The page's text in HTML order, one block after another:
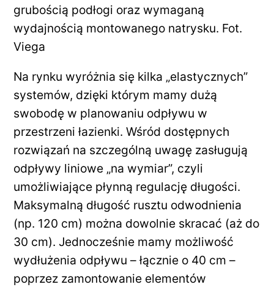
grubością podłogi oraz wymaganą
wydajnością montowanego natrysku. Fot.
Viega
Na rynku wyróżnia się kilka „elastycznych”
systemów, dzięki którym mamy dużą
swobodę w planowaniu odpływu w
przestrzeni łazienki. Wśród dostępnych
rozwiązań na szczególną uwagę zasługują
odpływy liniowe „na wymiar”, czyli
umożliwiające płynną regulację długości.
Maksymalną długość rusztu odwodnienia
(np. 120 cm) można dowolnie skracać (aż do
30 cm). Jednocześnie mamy możliwość
wydłużenia odpływu – łącznie o 40 cm –
poprzez zamontowanie elementów